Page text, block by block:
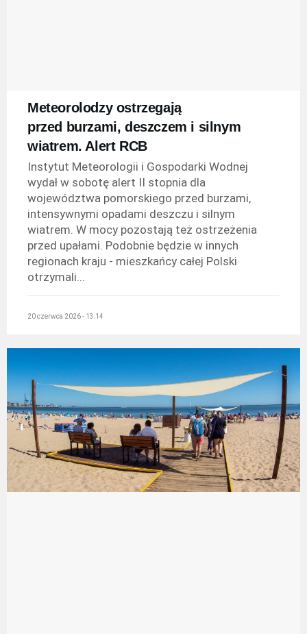
Meteorolodzy ostrzegają
przed burzami, deszczem i silnym
wiatrem. Alert RCB
Instytut Meteorologii i Gospodarki Wodnej
wydał w sobotę alert II stopnia dla
województwa pomorskiego przed burzami,
intensywnymi opadami deszczu i silnym
wiatrem. W mocy pozostają też ostrzeżenia
przed upałami. Podobnie będzie w innych
regionach kraju - mieszkańcy całej Polski
otrzymali...
20 czerwca 2026 - 13:14